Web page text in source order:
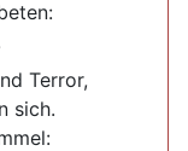
Terror,
sich.